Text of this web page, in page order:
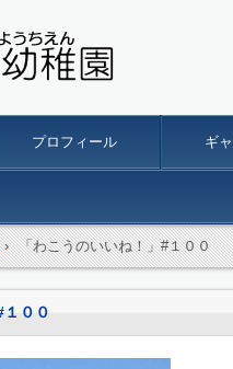
プロフィール ギ
› 「わこうのいいね！」#１００
１００